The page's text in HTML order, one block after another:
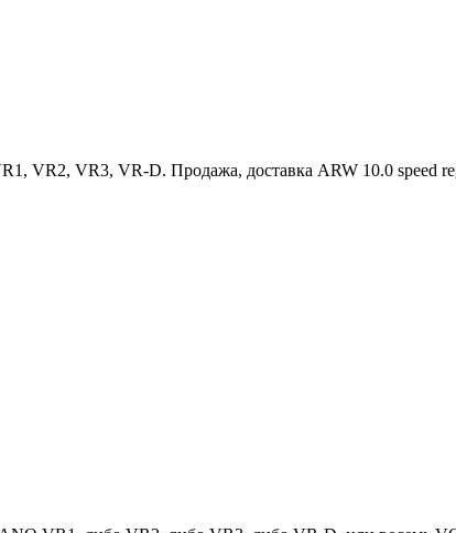
VR2, VR3, VR-D. Продажа, доставка ARW 10.0 speed